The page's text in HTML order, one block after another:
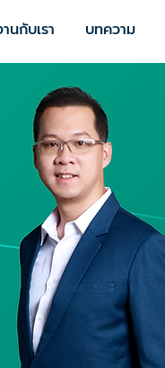
นกับเรา บทความ